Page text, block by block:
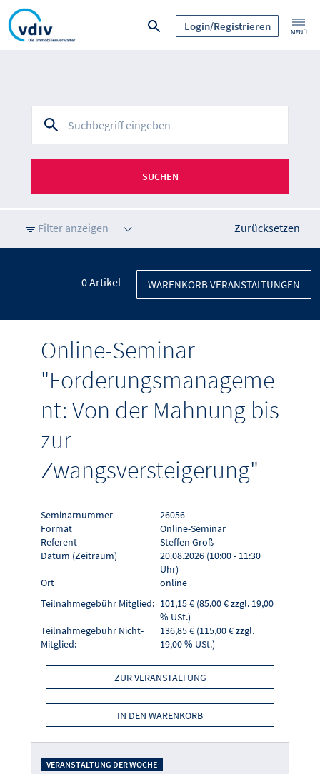
Login/Registrieren
SUCHEN
Filter anzeigen Zurücksetzen
0Artikel WARENKORB VERANSTALTUNGEN
Online-Seminar
"Forderungsmanageme
nt: Von der Mahnung bis
zur
Zwangsversteigerung"
Seminarnummer
26056
Format
Online-Seminar
Referent
Steffen Groß
Datum (Zeitraum)
20.08.2026 (10:00 - 11:30
Uhr)
Ort
online
Teilnahmegebühr Mitglied: 101,15 € (85,00 € zzgl. 19,00
% USt.)
Teilnahmegebühr Nicht-
Mitglied:
136,85 € (115,00 € zzgl.
19,00 % USt.)
ZUR VERANSTALTUNG
IN DEN WARENKORB
VERANSTALTUNG DER WOCHE